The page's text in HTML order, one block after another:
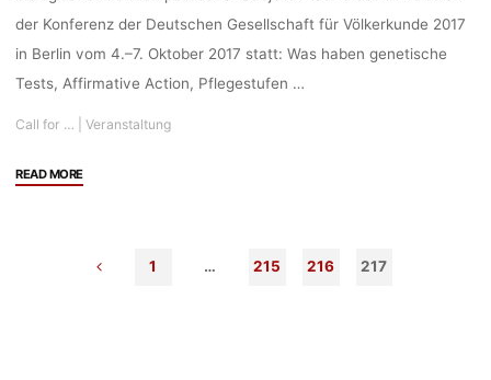
der
der Konferenz der Deutschen Gesellschaft für Völkerkunde 2017
in Berlin vom 4.–7. Oktober 2017 statt: Was haben genetische
Tests, Affirmative Action, Pflegestufen …
Call for … Veranstaltung
READ MORE"Call
bei
1 … 215 216 217